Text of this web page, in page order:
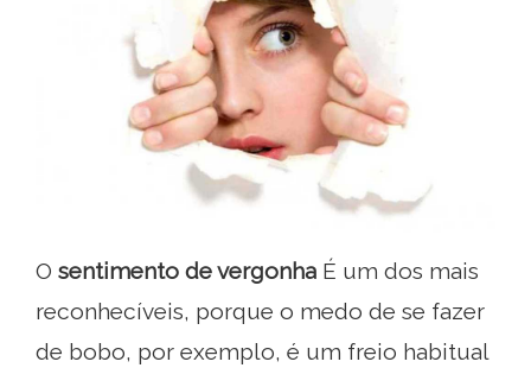
O sentimento de vergonha É um dos mais
reconhecíveis, porque o medo de se fazer
de bobo, por exemplo, é um freio habitual